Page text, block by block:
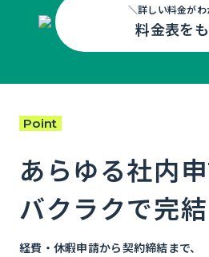
＼詳しい料金が
料金表を
Point
あらゆる社内
バクラクで完結
経費・休暇申請から契約締結まで、